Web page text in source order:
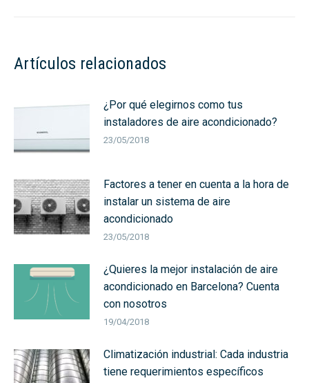
Artículos relacionados
¿Por qué elegirnos como tus
instaladores de aire acondicionado?
23/05/2018
Factores a tener en cuenta a la hora de
instalar un sistema de aire
acondicionado
23/05/2018
¿Quieres la mejor instalación de aire
acondicionado en Barcelona? Cuenta
con nosotros
19/04/2018
Climatización industrial: Cada industria
tiene requerimientos específicos